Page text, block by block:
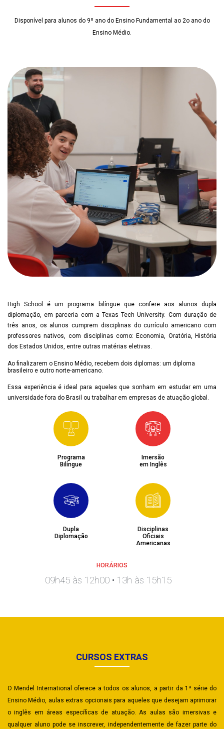
Disponível para alunos do 9º ano do Ensino Fundamental ao 2o ano do
Ensino Médio.
High School é um programa bilíngue que confere aos alunos dupla
diplomação, em parceria com a Texas Tech University. Com duração de
três anos, os alunos cumprem disciplinas do currículo americano com
professores nativos, com disciplinas como: Economia, Oratória, História
dos Estados Unidos, entre outras matérias eletivas.
Ao finalizarem o Ensino Médio, recebem dois diplomas: um diploma
brasileiro e outro norte-americano.
Essa experiência é ideal para aqueles que sonham em estudar em uma
universidade fora do Brasil ou trabalhar em empresas de atuação global.
Programa
Bilíngue
Imersão
em Inglês
Dupla
Diplomação
Disciplinas
Oficiais
Americanas
HORÁRIOS
09h45 às 12h00 • 13h às 15h15
CURSOS EXTRAS
O Mendel International oferece a todos os alunos, a partir da 1ª série do
Ensino Médio, aulas extras opcionais para aqueles que desejam aprimorar
o inglês em áreas específicas de atuação. As aulas são imersivas e
qualquer aluno pode se inscrever, independentemente de fazer parte do